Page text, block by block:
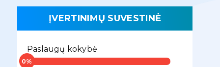
ĮVERTINIMŲ SUVESTINĖ
Paslaugų kokybė